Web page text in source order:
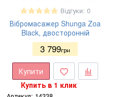
Відгуки: 0
Вібромасажер Shunga Zoa
Black, двосторонній
3 799грн
Купити
Купить в 1 клик